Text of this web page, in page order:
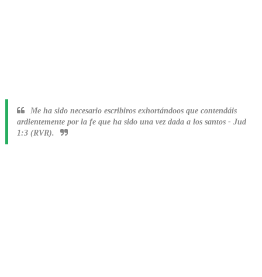
Me ha sido necesario escribiros exhortándoos que contendáis
ardientemente por la fe que ha sido una vez dada a los santos - Jud
1:3 (RVR).